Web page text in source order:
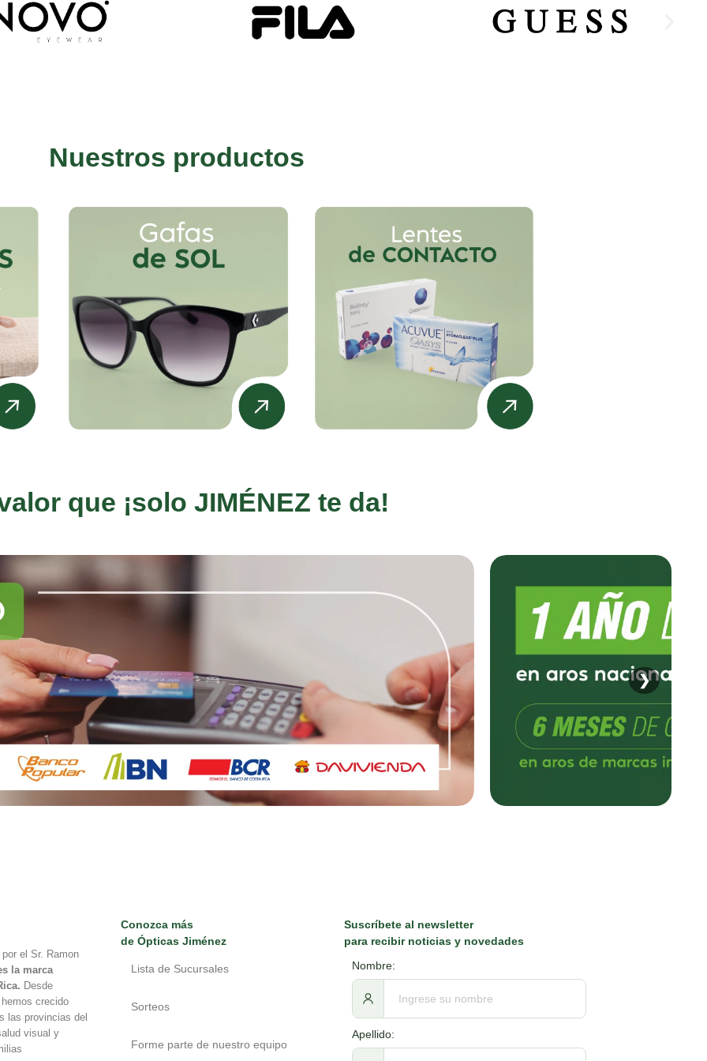
Nuestros productos
que ¡solo JIMÉNEZ te da!
❯
el Sr. Ramon
la marca
Desde
crecido
las provincias del
visual y
Conozca más
de Ópticas Jiménez
Lista de Sucursales
Sorteos
Forme parte de nuestro equipo
Suscríbete al newsletter
para recibir noticias y novedades
Nombre:
Apellido: